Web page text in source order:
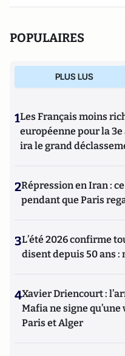
POPULAIRES
PLUS LUS
1Les Français moins
européenne pour la
ira le grand
2Répression en Iran :
pendant que Paris
3L’été 2026 confirme
disent depuis 50 ans :
4Xavier Driencourt :
Mafia ne signe
Paris et Alger